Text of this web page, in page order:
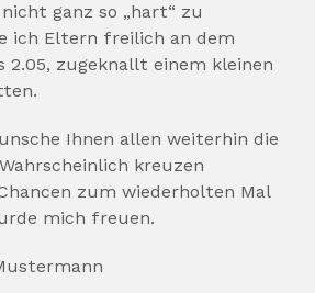
ganz so „hart“ zu
ich Eltern freilich an dem
2.05, zugeknallt einem kleinen
Ihnen allen weiterhin die
kreuzen
zum wiederholten Mal
mich freuen.